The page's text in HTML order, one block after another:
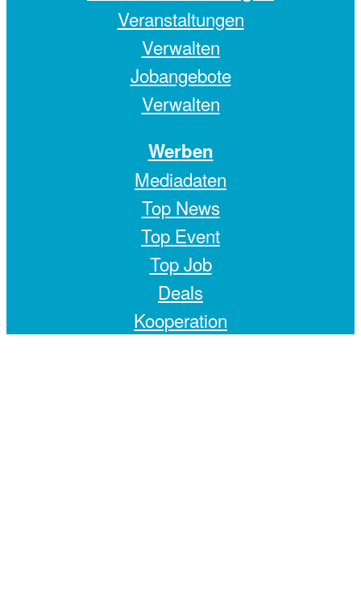
Veranstaltungen
Verwalten
Jobangebote
Verwalten
Werben
Mediadaten
Top News
Top Event
Top Job
Deals
Kooperation